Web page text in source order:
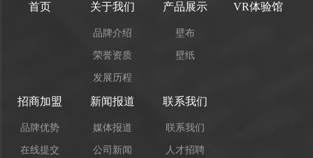
首页 关于我们
品牌介绍
荣誉资质
发展历程
产品展示
壁布
壁纸
VR体验馆
招商加盟
品牌优势
在线提交
新闻报道
媒体报道
公司新闻
联系我们
联系我们
人才招聘